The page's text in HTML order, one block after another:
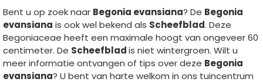
Bent u op zoek naar Begonia evansiana? De Begonia
evansiana is ook wel bekend als Scheefblad. Deze
Begoniaceae heeft een maximale hoogt van ongeveer 60
centimeter. De Scheefbladis niet wintergroen. Wilt u
meer informatie ontvangen of tips over deze Begonia
evansiana? U bent van harte welkom in ons tuincentrum